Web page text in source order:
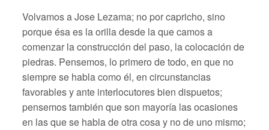
Volvamos a Jose Lezama; no por capricho, sino
porque ésa es la orilla desde la que camos a
comenzar la construcción del paso, la colocación de
piedras. Pensemos, lo primero de todo, en que no
siempre se habla como él, en circunstancias
favorables y ante interlocutores bien dispuetos;
pensemos también que son mayoría las ocasiones
en las que se habla de otra cosa y no de uno mismo;